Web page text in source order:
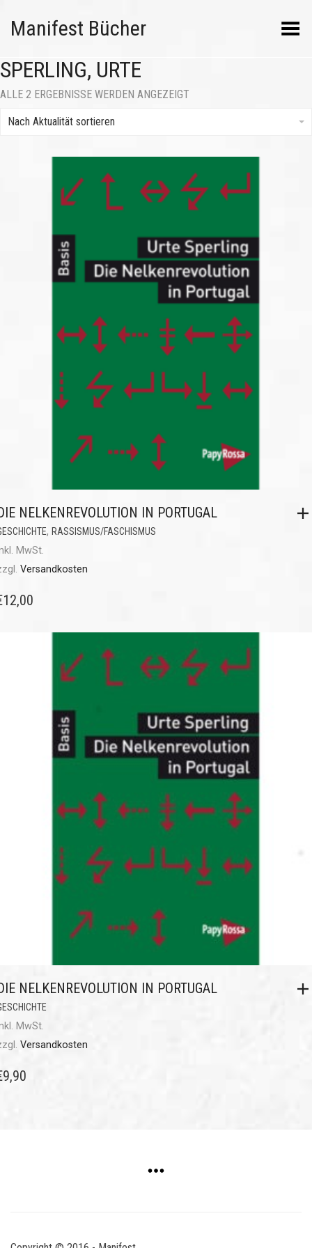
Manifest Bücher Menü umschalten
SPERLING, URTE
ALLE 2 ERGEBNISSE WERDEN ANGEZEIGT
Nach Aktualität sortieren
NELKENREVOLUTION IN PORTUGAL
, RASSISMUS/FASCHISMUS
MwSt.
Versandkosten
12,00
NELKENREVOLUTION IN PORTUGAL
MwSt.
Versandkosten
9,90